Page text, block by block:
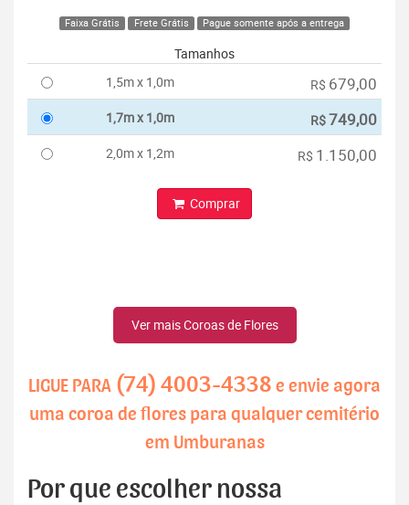
Faixa Grátis Frete Grátis Pague somente após a entrega
Tamanhos
1,5m x 1,0m
R$ 679,00
1,7m x 1,0m R$749,00
2,0m x 1,2m R$ 1.150,00
Comprar
Ver mais Coroas de Flores
LIGUE PARA (74) 4003-4338 e envie agora
uma coroa de flores para qualquer cemitério
em Umburanas
Por que escolher nossa